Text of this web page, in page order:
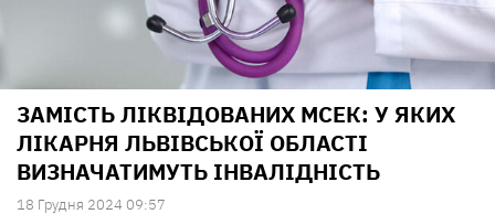
ЗАМІСТЬ ЛІКВІДОВАНИХ МСЕК: У ЯКИХ
ЛІКАРНЯ ЛЬВІВСЬКОЇ ОБЛАСТІ
ВИЗНАЧАТИМУТЬ ІНВАЛІДНІСТЬ
18 Грудня 2024 09:57